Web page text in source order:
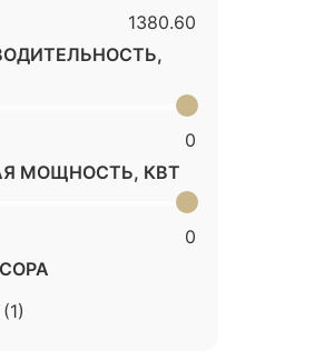
1380.60
0
МОЩНОСТЬ, КВТ
0
(1)